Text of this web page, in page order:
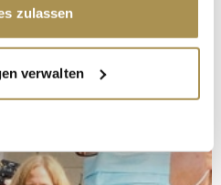
widerrufen
geografische Lage
einige Meter genau sein
(Fingerprinting) identifizieren
zulassen
verwalten